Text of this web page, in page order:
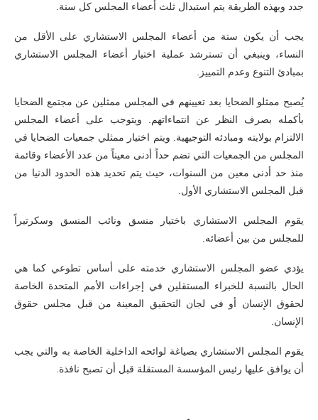
جدد وبهذه الطريقة يتم استبدال ثلث أعضاء المجلس كل سنة.
يجب أن يكون ستة من أعضاء المجلس الاستشاري على الأقل من
النساء، وينبغي أن تسترشد عملية اختيار أعضاء المجلس الاستشاري
بمبادئ التنوع وعدم التمييز.
يُصبح ممثلو الضحايا بعد تعيينهم في المجلس ممثلين عن مجتمع الضحايا
بأكمله بصرف النظر عن انتماءاتهم. ويتوجب على أعضاء المجلس
الالتزام بولايته ومبادئه التوجيهية. ويتم اختيار ممثلي جمعيات الضحايا في
المجلس من الجمعيات التي تضم حداً أدنى معيناً من عدد الأعضاء وقائمة
منذ حد أدنى معين من السنوات، حيث يتم تحديد هذه الحدود الدنيا من
قبل المجلس الاستشاري الأول.
يقوم المجلس الاستشاري باختيار منسق ونائب المنسق وسكرتيراً
للمجلس من بين أعضائه.
يؤدي عضو المجلس الاستشاري خدمته على أساس تطوعي كما هي
الحال بالنسبة للخبراء المستقلين في إجراءات الأمم المتحدة الخاصة
لحقوق الإنسان أو في لجان التحقيق المعينة من قبل مجلس حقوق
الإنسان.
يقوم المجلس الاستشاري بصياغة لوائحه الداخلية الخاصة به والتي يجب
أن يوافق عليها رئيس المؤسسة المستقلة قبل أن تصبح نافذة.